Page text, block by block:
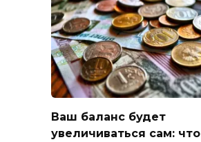
Ваш баланс будет
увеличиваться сам: что